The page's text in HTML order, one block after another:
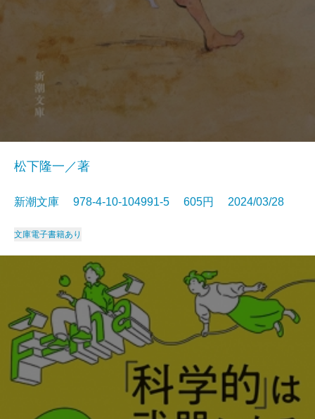
松下隆一／著
新潮文庫 978-4-10-104991-5 605円 2024/03/28
文庫電子書籍あり